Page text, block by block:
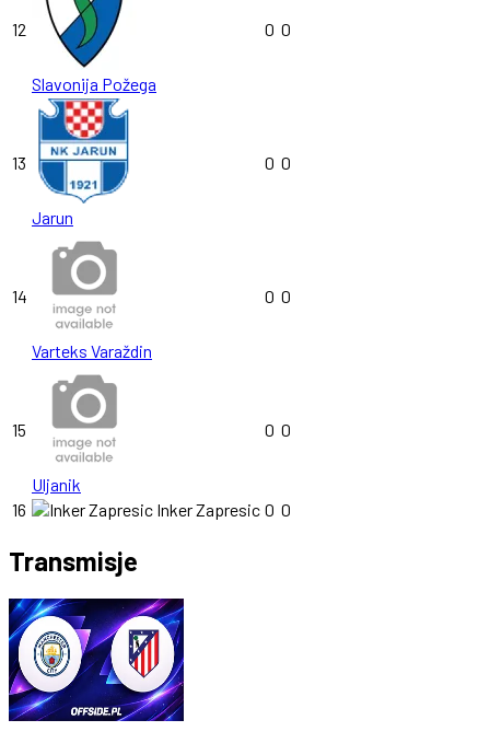
12
Slavonija Požega
0 0
13
Jarun
0 0
14
Varteks Varaždin
0 0
15
Uljanik
0 0
16 Inker Zapresic 0 0
Transmisje